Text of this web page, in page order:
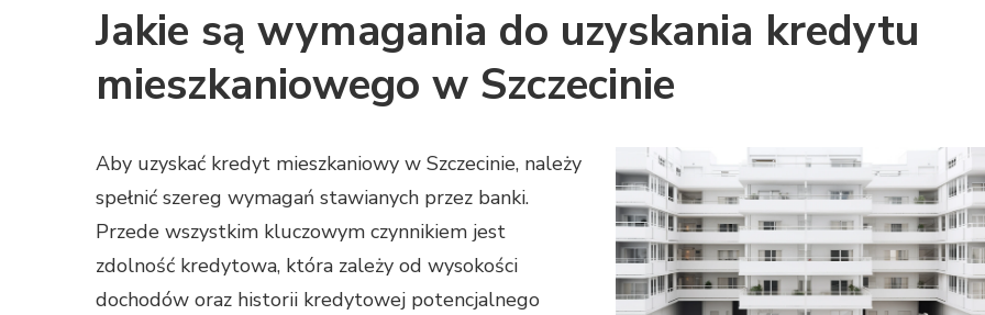
Jakie są wymagania do uzyskania kredytu
mieszkaniowego w Szczecinie
Aby uzyskać kredyt mieszkaniowy w Szczecinie, należy
spełnić szereg wymagań stawianych przez banki.
Przede wszystkim kluczowym czynnikiem jest
zdolność kredytowa, która zależy od wysokości
dochodów oraz historii kredytowej potencjalnego